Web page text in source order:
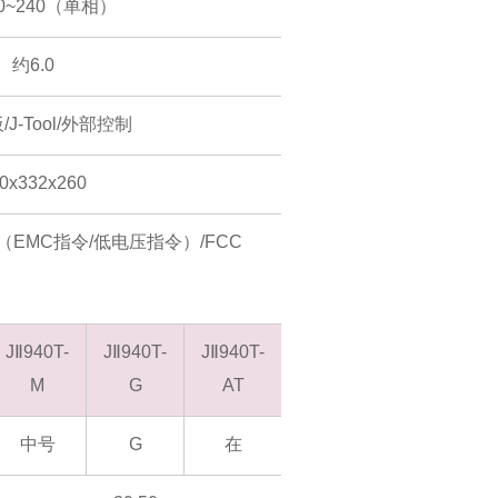
（单相）
约6.0
J-Tool/外部控制
EMC指令/低电压指令）/FCC
JⅡ940T-
M
JⅡ940T-
G
JⅡ940T-
AT
中号 G 在